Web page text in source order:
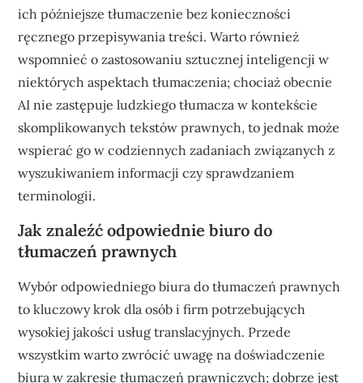
ich późniejsze tłumaczenie bez konieczności
ręcznego przepisywania treści. Warto również
wspomnieć o zastosowaniu sztucznej inteligencji w
niektórych aspektach tłumaczenia; chociaż obecnie
AI nie zastępuje ludzkiego tłumacza w kontekście
skomplikowanych tekstów prawnych, to jednak może
wspierać go w codziennych zadaniach związanych z
wyszukiwaniem informacji czy sprawdzaniem
terminologii.
Jak znaleźć odpowiednie biuro do
tłumaczeń prawnych
Wybór odpowiedniego biura do tłumaczeń prawnych
to kluczowy krok dla osób i firm potrzebujących
wysokiej jakości usług translacyjnych. Przede
wszystkim warto zwrócić uwagę na doświadczenie
biura w zakresie tłumaczeń prawniczych; dobrze jest